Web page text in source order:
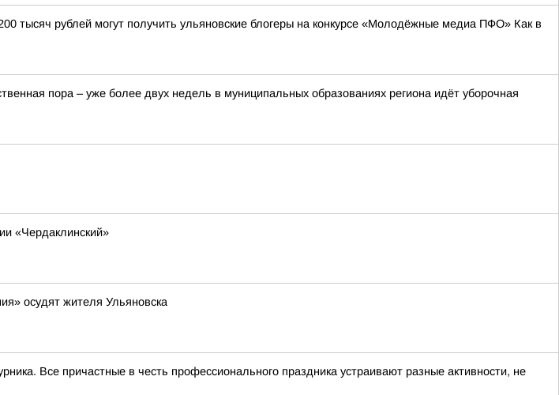
тысяч рублей могут получить ульяновские блогеры на конкурсе «Молодёжные медиа ПФО» Как в
пора – уже более двух недель в муниципальных образованиях региона идёт уборочная
«Чердаклинский»
осудят жителя Ульяновска
Все причастные в честь профессионального праздника устраивают разные активности, не